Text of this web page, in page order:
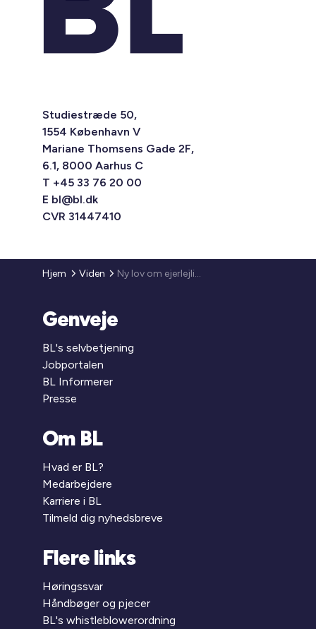
Studiestræde 50,
1554 København V
Mariane Thomsens Gade 2F,
6.1, 8000 Aarhus C
T +45 33 76 20 00
E bl@bl.dk
CVR 31447410
Hjem Viden Ny lov om ejerlejligheder
Genveje
BL's selvbetjening
Jobportalen
BL Informerer
Presse
Om BL
Hvad er BL?
Medarbejdere
Karriere i BL
Tilmeld dig nyhedsbreve
Flere links
Høringssvar
Håndbøger og pjecer
BL's whistleblowerordning